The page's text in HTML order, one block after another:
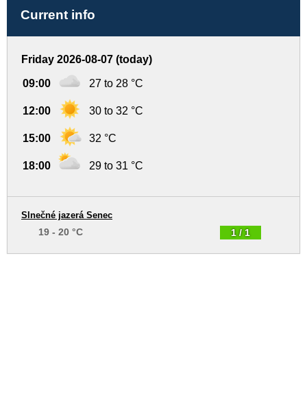
Current info
Friday 2026-08-07 (today)
09:00 27 to 28 °C
12:00 30 to 32 °C
15:00 32 °C
18:00 29 to 31 °C
1 / 1
Slnečné jazerá Senec
19 - 20 °C